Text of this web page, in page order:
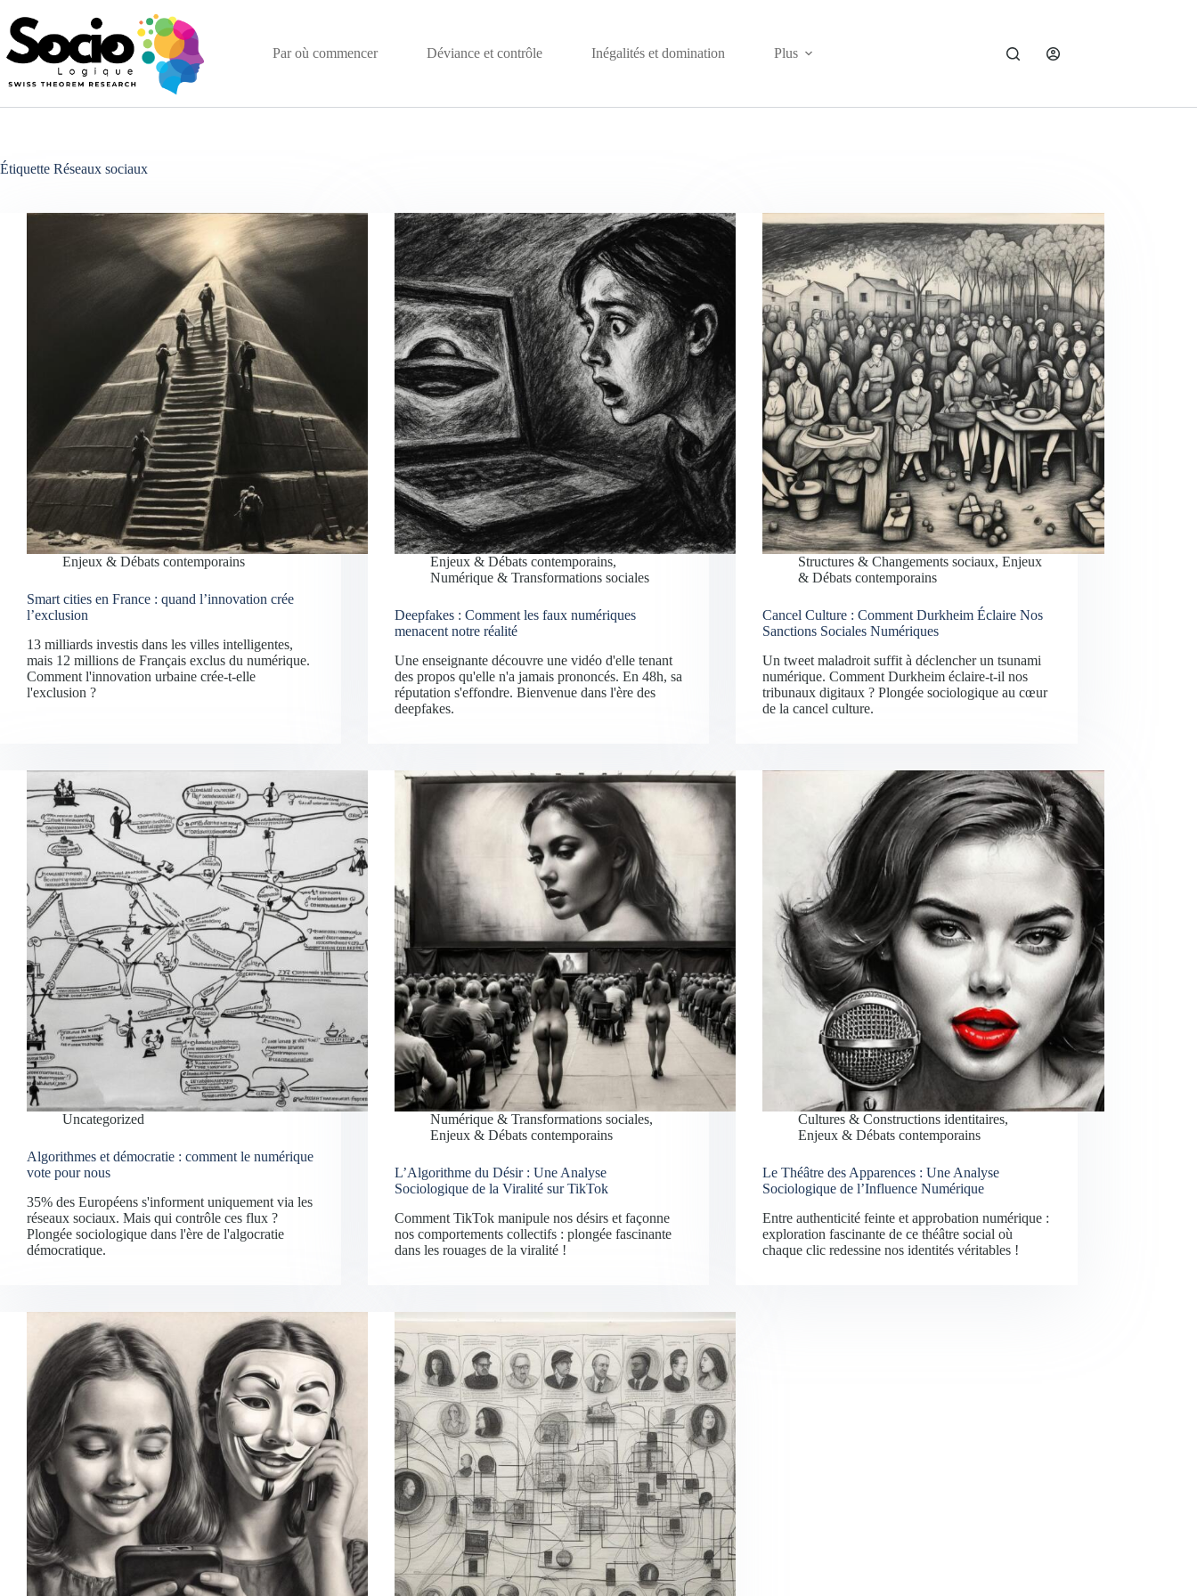
au
contenu
Par où commencer
Déviance et contrôle Inégalités et domination Plus
Étiquette Réseaux sociaux
Enjeux & Débats contemporains
Smart cities en France : quand l’innovation crée
l’exclusion
13 milliards investis dans les villes intelligentes,
mais 12 millions de Français exclus du numérique.
Comment l'innovation urbaine crée-t-elle
l'exclusion ?
Enjeux & Débats contemporains,
Numérique & Transformations sociales
Deepfakes : Comment les faux numériques
menacent notre réalité
Une enseignante découvre une vidéo d'elle tenant
des propos qu'elle n'a jamais prononcés. En 48h, sa
réputation s'effondre. Bienvenue dans l'ère des
deepfakes.
Structures & Changements sociaux,Enjeux
& Débats contemporains
Cancel Culture : Comment Durkheim Éclaire Nos
Sanctions Sociales Numériques
Un tweet maladroit suffit à déclencher un tsunami
numérique. Comment Durkheim éclaire-t-il nos
tribunaux digitaux ? Plongée sociologique au cœur
de la cancel culture.
Uncategorized
Algorithmes et démocratie : comment le numérique
vote pour nous
35% des Européens s'informent uniquement via les
réseaux sociaux. Mais qui contrôle ces flux ?
Plongée sociologique dans l'ère de l'algocratie
démocratique.
Numérique & Transformations sociales,
Enjeux & Débats contemporains
L’Algorithme du Désir : Une Analyse
Sociologique de la Viralité sur TikTok
Comment TikTok manipule nos désirs et façonne
nos comportements collectifs : plongée fascinante
dans les rouages de la viralité !
Cultures & Constructions identitaires,
Enjeux & Débats contemporains
Le Théâtre des Apparences : Une Analyse
Sociologique de l’Influence Numérique
Entre authenticité feinte et approbation numérique :
exploration fascinante de ce théâtre social où
chaque clic redessine nos identités véritables !